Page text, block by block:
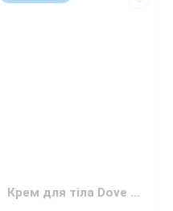
Крем для тіла Dove з олією манго та маракуї 250 мл